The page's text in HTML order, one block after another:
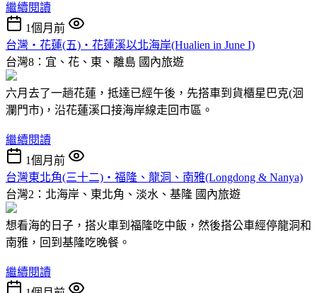
繼續閱讀
1個月前
台灣‧花蓮(五)‧花蓮溪以北海岸(Hualien in June I)
台灣8：宜、花、東、離島 國內旅遊
六月去了一趟花蓮，抵達已經午後，先搭車到貨櫃星巴克(洄
瀾門市)，沿花蓮溪口接海岸線走回市區。
繼續閱讀
1個月前
台灣東北角(三十二)‧福隆、龍洞、南雅(Longdong & Nanya)
台灣2：北海岸、東北角、淡水、基隆 國內旅遊
想看海的日子，搭火車到福隆吃中飯，然後搭公車經停龍洞和
南雅，回到基隆吃晚餐。
繼續閱讀